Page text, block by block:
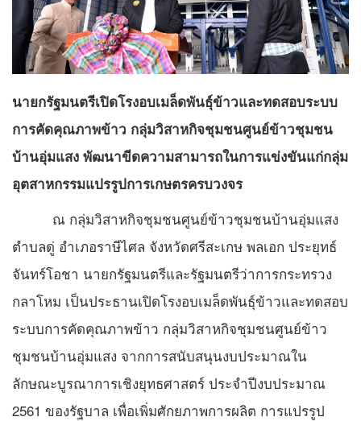
นายกรัฐมนตรีเปิดโรงอบเมล็ดพันธุ์ข้าวและทดสอบระบบ
การคัดคุณภาพข้าว กลุ่มวิสาหกิจชุมชนศูนย์ข้าวชุมชน
บ้านอุ่มแสง พัฒนาขีดความสามารถในการแข่งขันแก่กลุ่ม
อุตสาหกรรมแปรรูปการเกษตรครบวงจร
ณ กลุ่มวิสาหกิจชุมชนศูนย์ข้าวชุมชนบ้านอุ่มแสง
ตำบลดู่ อำเภอราษีไศล จังหวัดศรีสะเกษ พลเอก ประยุทธ์
จันทร์โอชา นายกรัฐมนตรีและรัฐมนตรีว่าการกระทรวง
กลาโหม เป็นประธานเปิดโรงอบเมล็ดพันธุ์ข้าวและทดสอบ
ระบบการคัดคุณภาพข้าว กลุ่มวิสาหกิจชุมชนศูนย์ข้าว
ชุมชนบ้านอุ่มแสง จากการสนับสนุนงบประมาณใน
ลักษณะบูรณาการเชิงยุทธศาสตร์ ประจำปีงบประมาณ
2561 ของรัฐบาล เพื่อเพิ่มศักยภาพการผลิต การแปรรูป